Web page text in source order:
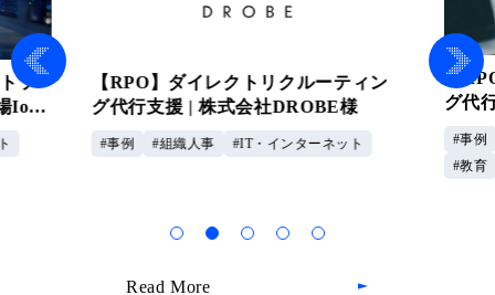
ソ
IoT
【RPO】ダイレクトリクルーティン
グ代行支援 | 株式会社DROBE様
事例 組織人事 IT・インターネット
【
グ代
事例
教育
Read More